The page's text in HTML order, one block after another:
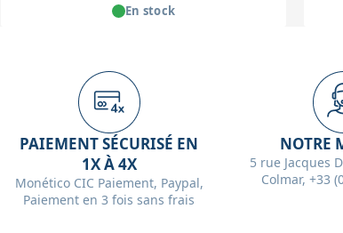
En stock
PAIEMENT SÉCURISÉ EN
1X À 4X
Monético CIC Paiement, Paypal,
Paiement en 3 fois sans frais
NOTRE
5 rue Jacques
Colmar, +33